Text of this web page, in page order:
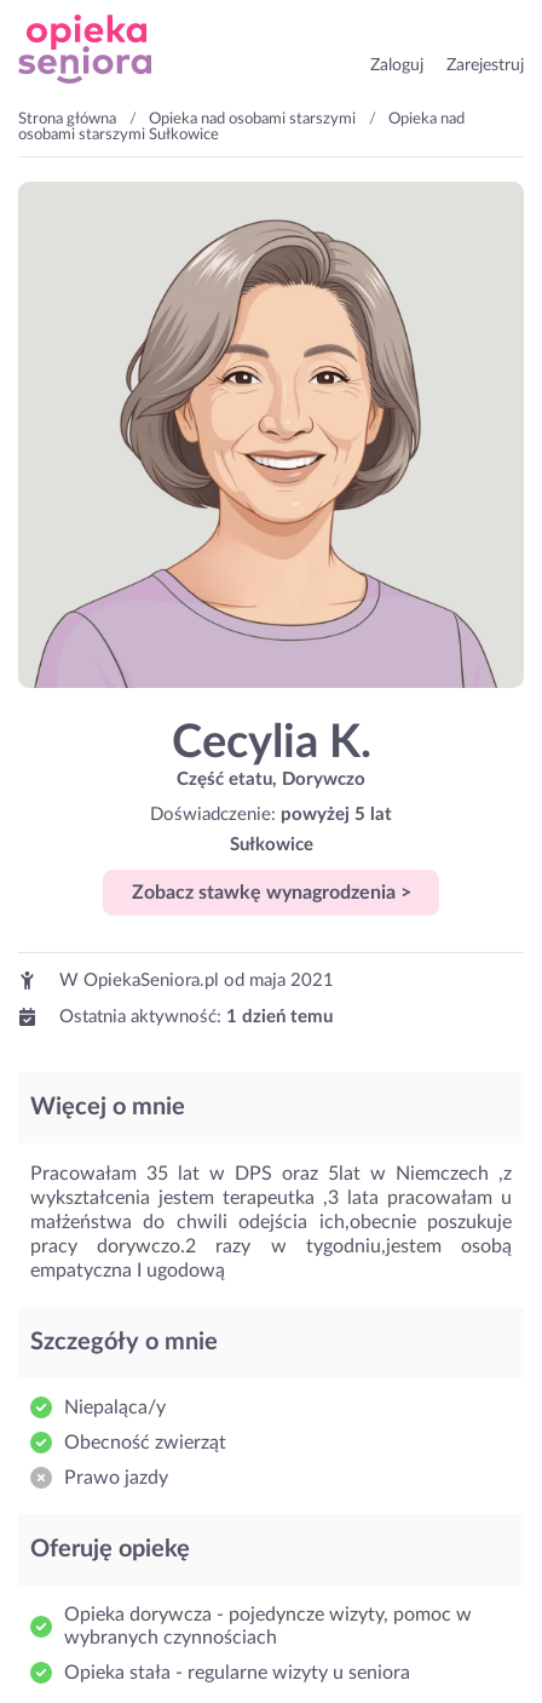
Zaloguj Zarejestruj
Strona główna Opieka nad osobami starszymi
Opieka nad
osobami starszymi Sułkowice
Cecylia K.
Część etatu, Dorywczo
Doświadczenie: powyżej 5 lat
Sułkowice
Zobacz stawkę wynagrodzenia >
W OpiekaSeniora.pl od maja 2021
Ostatnia aktywność: 1 dzień temu
Więcej o mnie
Pracowałam 35 lat w DPS oraz 5lat w Niemczech ,z
wykształcenia jestem terapeutka ,3 lata pracowałam u
małżeństwa do chwili odejścia ich,obecnie poszukuje
pracy dorywczo.2 razy w tygodniu,jestem osobą
empatyczna I ugodową
Szczegóły o mnie
Niepaląca/y
Obecność zwierząt
Prawo jazdy
Oferuję opiekę
Opieka dorywcza - pojedyncze wizyty, pomoc w
wybranych czynnościach
Opieka stała - regularne wizyty u seniora